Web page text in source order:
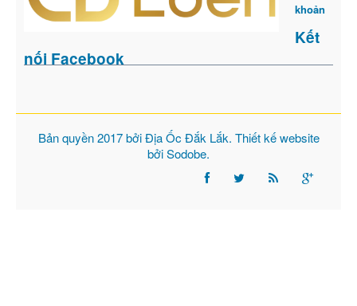
khoản
Kết
nối Facebook
Bản quyền 2017 bởiĐịa Ốc Đắk Lắk. Thiết kế website
bởiSodobe.